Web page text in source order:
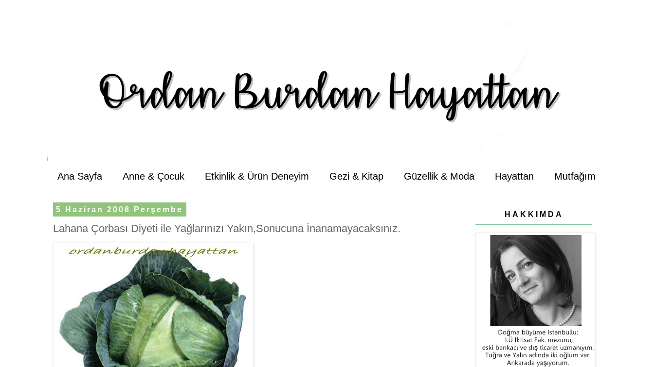
Ana Sayfa Anne & Çocuk Etkinlik & Ürün Deneyim Gezi & Kitap Güzellik & Moda Hayattan Mutfağım
5 Haziran 2008 Perşembe
Lahana Çorbası Diyeti ile Yağlarınızı Yakın,Sonucuna İnanamayacaksınız.
HAKKIMDA